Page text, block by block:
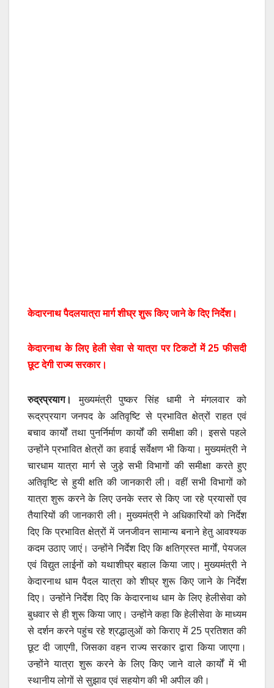
केदारनाथ पैदलयात्रा मार्ग शीघ्र शुरू किए जाने के दिए निर्देश।
केदारनाथ के लिए हेली सेवा से यात्रा पर टिकटों में 25 फीसदी
छूट देगी राज्य सरकार।
रुद्रप्रयाग।
मुख्यमंत्री पुष्कर सिंह धामी ने मंगलवार को
रूद्रप्रयाग जनपद के अतिवृष्टि से प्रभावित क्षेत्रों राहत एवं
बचाव कार्यों तथा पुनर्निर्माण कार्यों की समीक्षा की। इससे पहले
उन्होंने प्रभावित क्षेत्रों का हवाई सर्वेक्षण भी किया। मुख्यमंत्री ने
चारधाम यात्रा मार्ग से जुड़े सभी विभागों की समीक्षा करते हुए
अतिवृष्टि से हुयी क्षति की जानकारी ली। वहीं सभी विभागों को
यात्रा शुरू करने के लिए उनके स्तर से किए जा रहे प्रयासों एव
तैयारियों की जानकारी ली। मुख्यमंत्री ने अधिकारियों को निर्देश
दिए कि प्रभावित क्षेत्रों में जनजीवन सामान्य बनाने हेतु आवश्यक
कदम उठाए जाएं। उन्होंने निर्देश दिए कि क्षतिग्रस्त मार्गाें, पेयजल
एवं विद्युत लाईनों को यथाशीघ्र बहाल किया जाए। मुख्यमंत्री ने
केदारनाथ धाम पैदल यात्रा को शीघ्र शुरू किए जाने के निर्देश
दिए। उन्होंने निर्देश दिए कि केदारनाथ धाम के लिए हेलीसेवा को
बुधवार से ही शुरू किया जाए। उन्होंने कहा कि हेलीसेवा के माध्यम
से दर्शन करने पहुंच रहे श्रद्धालुओं को किराए में 25 प्रतिशत की
छूट दी जाएगी, जिसका वहन राज्य सरकार द्वारा किया जाएगा।
उन्होंने यात्रा शुरू करने के लिए किए जाने वाले कार्यों में भी
स्थानीय लोगों से सुझाव एवं सहयोग की भी अपील की।